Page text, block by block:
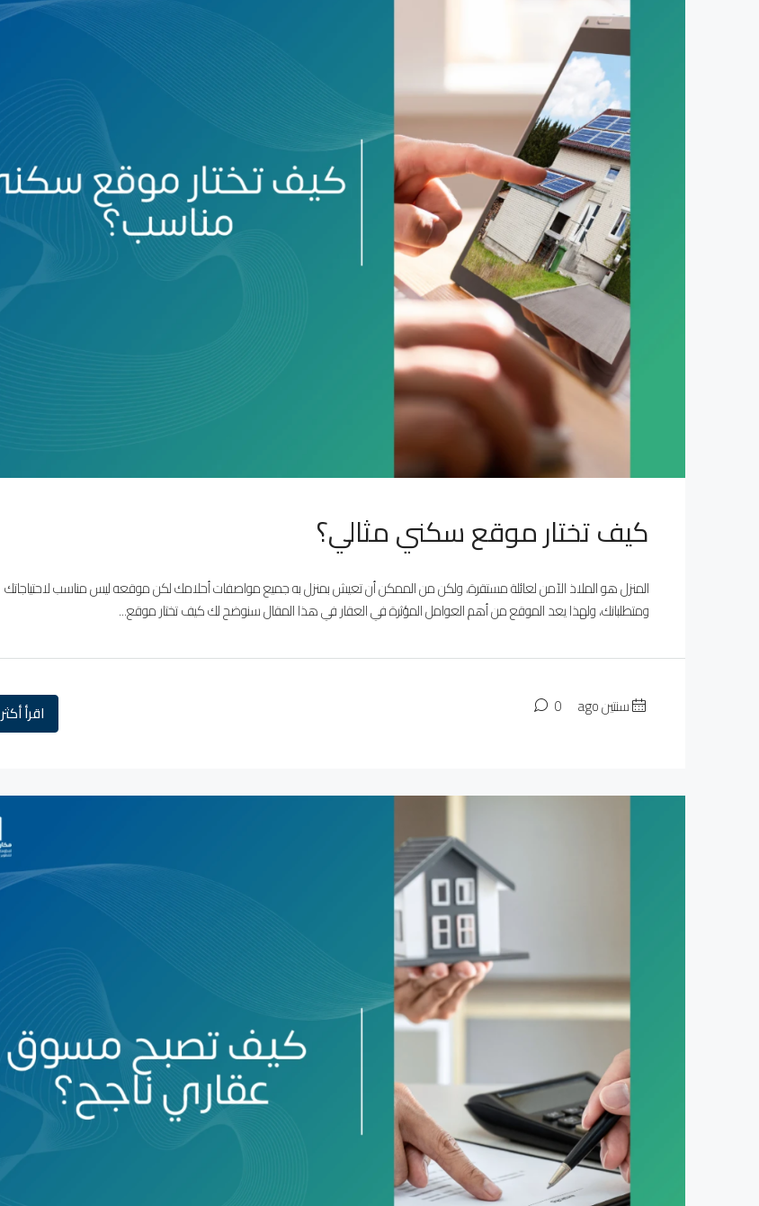
كيف تختار موقع سكني مثالي؟
المنزل هو الملاذ الآمن لعائلة مستقرة، ولكن من الممكن أن تعيش بمنزل به جميع مواصفات أحلامك لكن موقعه ليس مناسب لاحتياجاتك
ومتطلباتك، ولهذا يعد الموقع من أهم العوامل المؤثرة في العقار في هذا المقال سنوضح لك كيف تختار موقع...
سنتين ago 0 اقرأ أكثر